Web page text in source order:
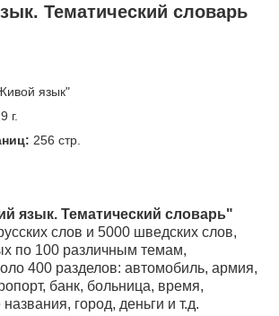
Тематический словарь
язык"
г.
256 стр.
язык. Тематический словарь"
слов и 5000 шведских слов,
по 100 различным темам,
400 разделов: автомобиль, армия,
банк, больница, время,
город, деньги и т.д.